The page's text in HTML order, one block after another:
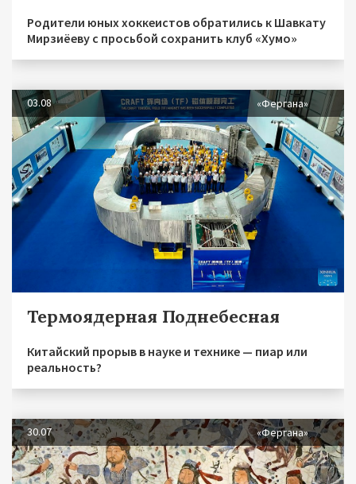
Родители юных хоккеистов обратились к Шавкату
Мирзиёеву с просьбой сохранить клуб «Хумо»
03.08 «Фергана»
Термоядерная Поднебесная
Китайский прорыв в науке и технике — пиар или
реальность?
30.07 «Фергана»